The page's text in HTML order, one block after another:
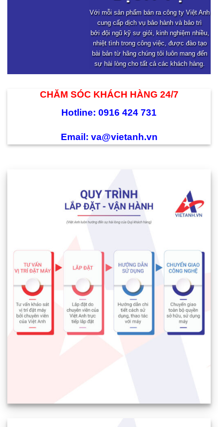
Với mỗi sản phẩm bán ra công ty Việt Anh
cung cấp dịch vụ bảo hành và bảo trì
bởi đội ngũ kỹ sư giỏi, kinh nghiệm nhiều,
nhiệt tình trong công việc, được đào tạo
bài bản từ hãng chúng tôi luôn mang đến
sự hài lòng cho tất cả các khách hàng.
CHĂM SÓC KHÁCH HÀNG 24/7
Hotline: 0916 424 731
Email: va@vietanh.vn